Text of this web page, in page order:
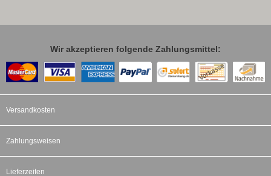
Wir akzeptieren folgende Zahlungsmittel:
Versandkosten
Zahlungsweisen
Lieferzeiten